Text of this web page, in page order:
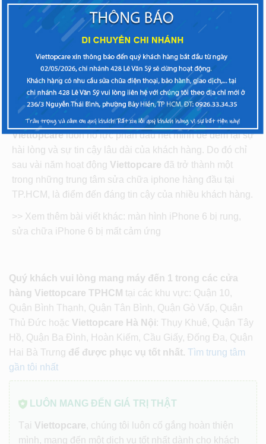
Tải Firmware và cài đặt lại thiết bị.
Bạn cũng đừng quá lo lắng nếu như tự mình khắc phục
không được, bạn có thể đem máy đến trung tâm
Viettopcare để các kỹ thuật viên có chuyên môn và kinh
nghiệm hỗ trợ bạn khắc phục tình trạng bị treo máy của
bạn một cách nhanh gọn, chuẩn xác và hiệu quả mà giá
cả vô cùng hạt dẻ.
Viettopcareluôn nỗ lực phấn đấu hết mình để đem lại sự
hài lòng và sự tin cậy lâu dài của khách hàng. Do đó chỉ
sau vài năm hoạt động Viettopcare đã trở thành một
trong những trung tâm sửa chữa iphone hàng đầu tại
TP.HCM, là điểm đến đáng tin cậy của nhiều khách hàng.
>> Xem thêm bài viết khác: màn hình iPhone 6 bị rung,
sửa chữa iPhone 6 bị mất cảm ứng
Quý khách vui lòng mang máy đến 1 trong các cửa
hàng Viettopcare TPHCM tại các khu vực: Quận 10,
Quận Bình Thạnh, Quận Tân Bình, Quận Gò Vấp, Quận
Thủ Đức hoặc Viettopcare Hà Nội: Thụy Khuê, Quận Tây
Hồ, Quận Ba Đình, Hoàn Kiếm, Cầu Giấy, Đống Đa, Quận
Hai Bà Trưng để được phục vụ tốt nhất. Tìm trung tâm
gần tôi nhất
LUÔN MANG ĐẾN GIÁ TRỊ THẬT
Tại Viettopcare, chúng tôi luôn cố gắng hoàn thiện
mình, mang đến một dịch vụ tốt nhất dành cho khách